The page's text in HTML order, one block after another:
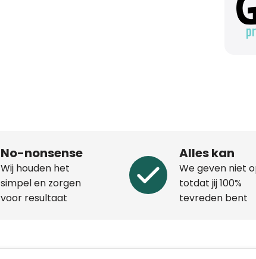
No-nonsense
Wij houden het
simpel en zorgen
voor resultaat
Alles kan
We geven niet
totdat jij 100%
tevreden bent